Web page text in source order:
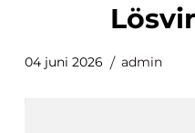
04 juni 2026 admin